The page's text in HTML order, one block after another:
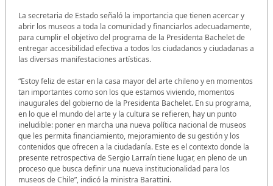
La secretaria de Estado señaló la importancia que tienen acercar y
abrir los museos a toda la comunidad y financiarlos adecuadamente,
para cumplir el objetivo del programa de la Presidenta Bachelet de
entregar accesibilidad efectiva a todos los ciudadanos y ciudadanas a
las diversas manifestaciones artísticas.
“Estoy feliz de estar en la casa mayor del arte chileno y en momentos
tan importantes como son los que estamos viviendo, momentos
inaugurales del gobierno de la Presidenta Bachelet. En su programa,
en lo que el mundo del arte y la cultura se refieren, hay un punto
ineludible: poner en marcha una nueva política nacional de museos
que les permita financiamiento, mejoramiento de su gestión y los
contenidos que ofrecen a la ciudadanía. Este es el contexto donde la
presente retrospectiva de Sergio Larraín tiene lugar, en pleno de un
proceso que busca definir una nueva institucionalidad para los
museos de Chile”, indicó la ministra Barattini.